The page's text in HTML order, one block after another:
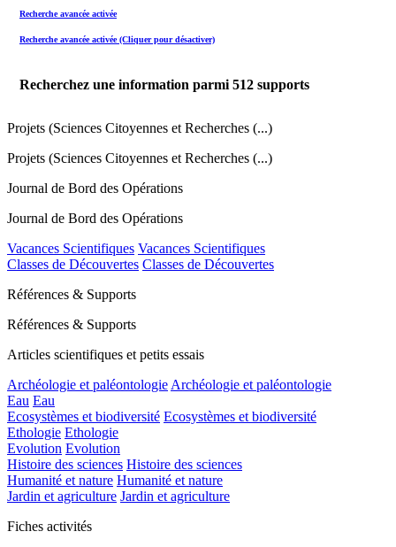
Recherche avancée activée
Recherche avancée activée (Cliquer pour désactiver)
Recherchez une information parmi 512 supports
Projets (Sciences Citoyennes et Recherches (...)
Projets (Sciences Citoyennes et Recherches (...)
Journal de Bord des Opérations
Journal de Bord des Opérations
Vacances Scientifiques Vacances Scientifiques
Classes de Découvertes Classes de Découvertes
Références & Supports
Références & Supports
Articles scientifiques et petits essais
Archéologie et paléontologie Archéologie et paléontologie
Eau Eau
Ecosystèmes et biodiversité Ecosystèmes et biodiversité
Ethologie Ethologie
Evolution Evolution
Histoire des sciences Histoire des sciences
Humanité et nature Humanité et nature
Jardin et agriculture Jardin et agriculture
Fiches activités